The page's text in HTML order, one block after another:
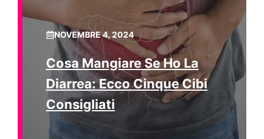
NOVEMBRE 4, 2024
Cosa Mangiare Se Ho La
Diarrea: Ecco Cinque Cibi
Consigliati